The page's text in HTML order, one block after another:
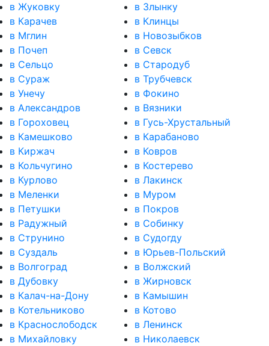
в Жуковку
в Злынку
в Карачев
в Клинцы
в Мглин
в Новозыбков
в Почеп
в Севск
в Сельцо
в Стародуб
в Сураж
в Трубчевск
в Унечу
в Фокино
в Александров
в Вязники
в Гороховец
в Гусь-Хрустальный
в Камешково
в Карабаново
в Киржач
в Ковров
в Кольчугино
в Костерево
в Курлово
в Лакинск
в Меленки
в Муром
в Петушки
в Покров
в Радужный
в Собинку
в Струнино
в Судогду
в Суздаль
в Юрьев-Польский
в Волгоград
в Волжский
в Дубовку
в Жирновск
в Калач-на-Дону
в Камышин
в Котельниково
в Котово
в Краснослободск
в Ленинск
в Михайловку
в Николаевск